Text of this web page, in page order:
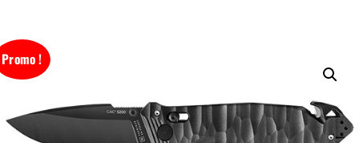
Promo !